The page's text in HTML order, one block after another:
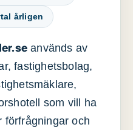
årligen
används av
fastighetsbolag,
som vill ha
förfrågningar och